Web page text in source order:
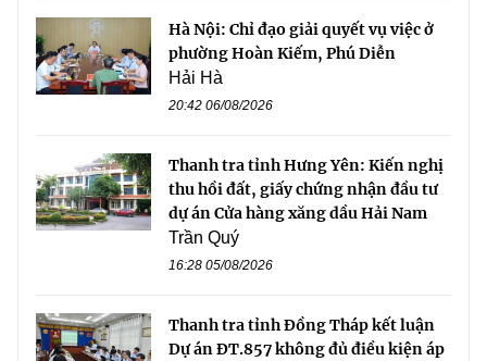
Hà Nội: Chỉ đạo giải quyết vụ việc ở
phường Hoàn Kiếm, Phú Diễn
Hải Hà
20:42 06/08/2026
Thanh tra tỉnh Hưng Yên: Kiến nghị
thu hồi đất, giấy chứng nhận đầu tư
dự án Cửa hàng xăng dầu Hải Nam
Trần Quý
16:28 05/08/2026
Thanh tra tỉnh Đồng Tháp kết luận
Dự án ĐT.857 không đủ điều kiện áp